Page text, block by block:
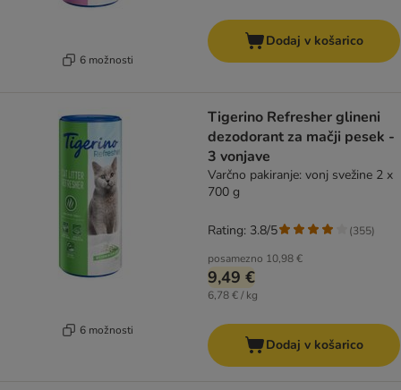
6 možnosti
Dodaj v košarico
6 možnosti
Tigerino Refresher glineni
dezodorant za mačji pesek -
3 vonjave
Varčno pakiranje: vonj svežine 2 x
700 g
posamezno 10,98 €
9,49 €
6,78 € / kg
Rating: 3.8/5 (355)
Dodaj v košarico